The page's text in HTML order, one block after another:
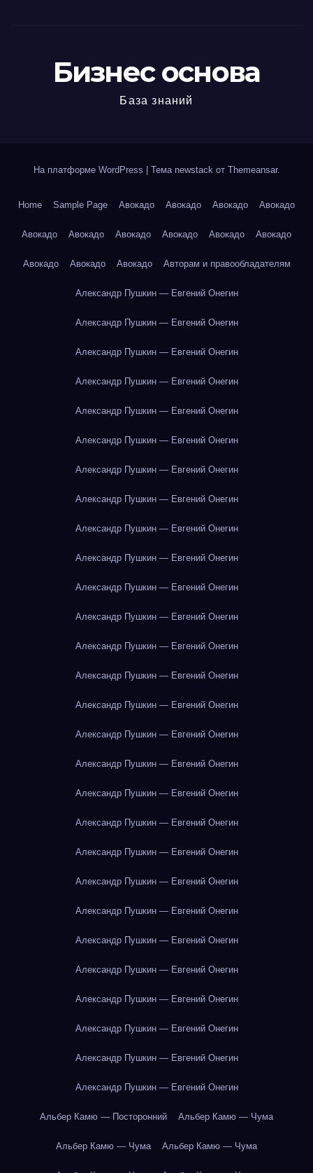
Бизнес основа
База знаний
На платформе WordPress Тема newstack от Themeansar.
Home Sample Page Авокадо Авокадо Авокадо Авокадо
Авокадо Авокадо Авокадо Авокадо Авокадо Авокадо
Авокадо Авокадо Авокадо Авторам и правообладателям
Александр Пушкин — Евгений Онегин
Александр Пушкин — Евгений Онегин
Александр Пушкин — Евгений Онегин
Александр Пушкин — Евгений Онегин
Александр Пушкин — Евгений Онегин
Александр Пушкин — Евгений Онегин
Александр Пушкин — Евгений Онегин
Александр Пушкин — Евгений Онегин
Александр Пушкин — Евгений Онегин
Александр Пушкин — Евгений Онегин
Александр Пушкин — Евгений Онегин
Александр Пушкин — Евгений Онегин
Александр Пушкин — Евгений Онегин
Александр Пушкин — Евгений Онегин
Александр Пушкин — Евгений Онегин
Александр Пушкин — Евгений Онегин
Александр Пушкин — Евгений Онегин
Александр Пушкин — Евгений Онегин
Александр Пушкин — Евгений Онегин
Александр Пушкин — Евгений Онегин
Александр Пушкин — Евгений Онегин
Александр Пушкин — Евгений Онегин
Александр Пушкин — Евгений Онегин
Александр Пушкин — Евгений Онегин
Александр Пушкин — Евгений Онегин
Александр Пушкин — Евгений Онегин
Александр Пушкин — Евгений Онегин
Александр Пушкин — Евгений Онегин
Альбер Камю — Посторонний Альбер Камю — Чума
Альбер Камю — Чума Альбер Камю — Чума